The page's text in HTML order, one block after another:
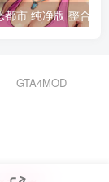
GTA4MOD